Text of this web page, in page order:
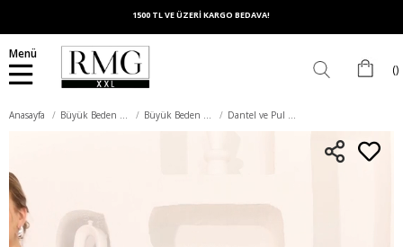
1500 TL VE ÜZERİ KARGO BEDAVA!
Menü
Anasayfa Büyük Beden Elbise Büyük Beden Abiye Elbise Dantel ve Pul Payet detaylı Astarlı Büyük Beden Elbise Siyah